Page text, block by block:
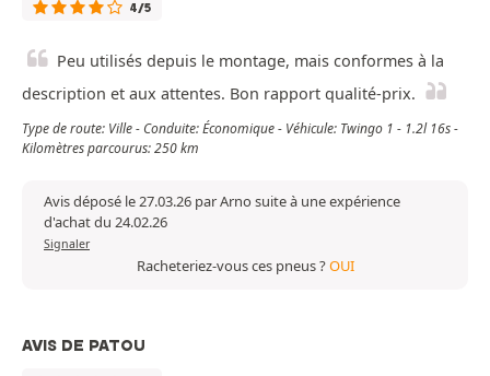
4/5
Peu utilisés depuis le montage, mais conformes à la
description et aux attentes. Bon rapport qualité-prix.
Type de route: Ville - Conduite: Économique - Véhicule: Twingo 1 - 1.2l 16s -
Kilomètres parcourus: 250 km
Avis déposé le 27.03.26 par Arno suite à une expérience
d'achat du 24.02.26
Signaler
Racheteriez-vous ces pneus ?OUI
AVIS DE PATOU